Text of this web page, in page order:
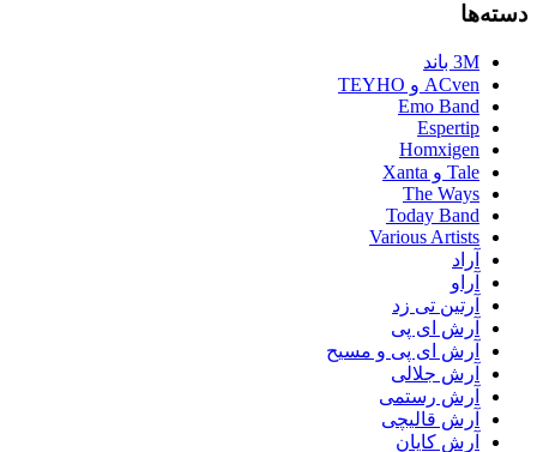
دسته‌ها
3M باند
ACven و TEYHO
Emo Band
Espertip
Homxigen
Tale و Xanta
The Ways
Today Band
Various Artists
آراد
آراو
آرتین تی زد
آرش ای پی
آرش ای پی و مسیح
آرش جلالی
آرش رستمی
آرش قالیچی
آرش کایان